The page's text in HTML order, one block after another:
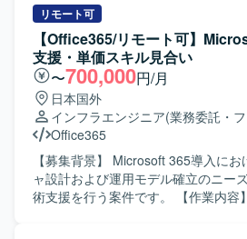
験結果や未完了課題、切替可否判断
理も行っていただきます。あわせて
明に必要な技術論点、確認事項、回
や未決事項、他社依存事項、スコー
い出しとエスカレーション、現PLま
の引継ぎ内容の整理および後続作業
だきます。 【求める人物像】 技術面のリードとして主体的
に前に出て、PMからの細かい技術指
課題を整理し、優先順位を付けて推
ります。技術担当とPM/PMOの間に
ジェクト推進に落とし込める方、案
戦力となるメンバーを募集しています。 【作業内
Microsoft 365サービスの構築から導
プロセスをご担当いただきます。具
Teams、Microsoft Purview
Intune、Vivaエンゲージ（Yammer）
OneDrive、Exchange Online、
ビスに対する調査、設計、検証、構
貫して対応いただきます。今後追加
365サービスについても、調査、検
的に関わっていただきます。 【求める人物像】 自律的に業
務を遂行し、新しい技術やサービス
リモート可
【Office365/リモート可】
支援・単価スキル見合い
〜700,000円/月
日本国外
インフラエンジニア(業務委託・
Office365
【募集背景】 Microsoft 365導入に
ャ設計および運用モデル確立のニー
術支援を行う案件です。 【作業内容】 Microsoft 365導入に